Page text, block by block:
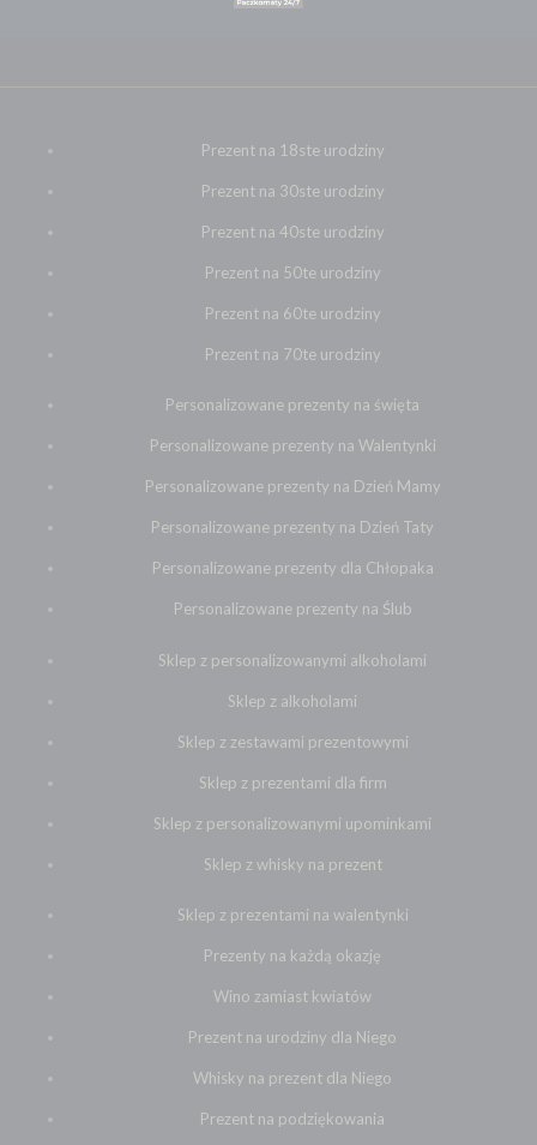
Prezent na 18ste urodziny
Prezent na 30ste urodziny
Prezent na 40ste urodziny
Prezent na 50te urodziny
Prezent na 60te urodziny
Prezent na 70te urodziny
Personalizowane prezenty na święta
Personalizowane prezenty na Walentynki
Personalizowane prezenty na Dzień Mamy
Personalizowane prezenty na Dzień Taty
Personalizowane prezenty dla Chłopaka
Personalizowane prezenty na Ślub
Sklep z personalizowanymi alkoholami
Sklep z alkoholami
Sklep z zestawami prezentowymi
Sklep z prezentami dla firm
Sklep z personalizowanymi upominkami
Sklep z whisky na prezent
Sklep z prezentami na walentynki
Prezenty na każdą okazję
Wino zamiast kwiatów
Prezent na urodziny dla Niego
Whisky na prezent dla Niego
Prezent na podziękowania